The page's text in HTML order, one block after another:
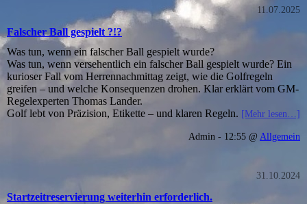
11.07.2025
Falscher Ball gespielt ?!?
Was tun, wenn ein falscher Ball gespielt wurde?
Was tun, wenn versehentlich ein falscher Ball gespielt wurde? Ein
kurioser Fall vom Herrennachmittag zeigt, wie die Golfregeln
greifen – und welche Konsequenzen drohen. Klar erklärt vom GM-
Regelexperten Thomas Lander.
Golf lebt von Präzision, Etikette – und klaren Regeln. [Mehr lesen…]
Admin - 12:55 @ Allgemein
31.10.2024
Startzeitreservierung weiterhin erforderlich.